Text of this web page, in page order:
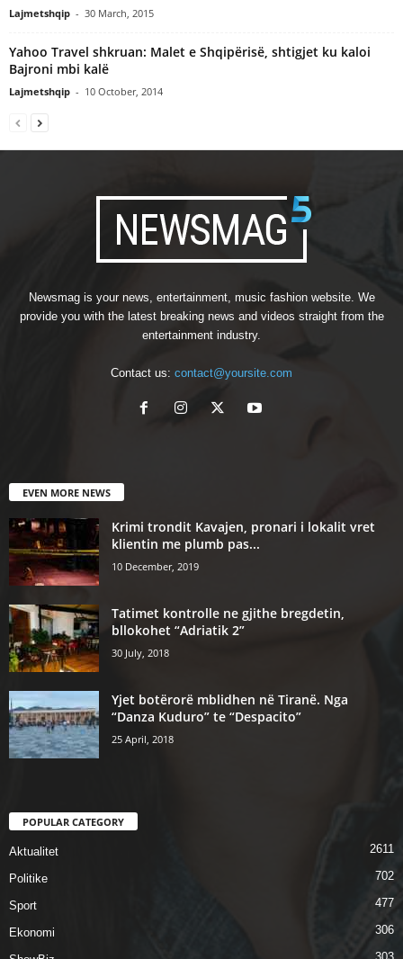
Lajmetshqip - 30 March, 2015
Yahoo Travel shkruan: Malet e Shqipërisë, shtigjet ku kaloi
Bajroni mbi kalë
Lajmetshqip - 10 October, 2014
Newsmag is your news, entertainment, music fashion website. We
provide you with the latest breaking news and videos straight from the
entertainment industry.
Contact us: contact@yoursite.com
EVEN MORE NEWS
Krimi trondit Kavajen, pronari i lokalit vret
klientin me plumb pas...
10 December, 2019
Tatimet kontrolle ne gjithe bregdetin,
bllokohet “Adriatik 2”
30 July, 2018
Yjet botërorë mblidhen në Tiranë. Nga
“Danza Kuduro” te “Despacito”
25 April, 2018
POPULAR CATEGORY
Aktualitet 2611
Politike 702
Sport 477
Ekonomi 306